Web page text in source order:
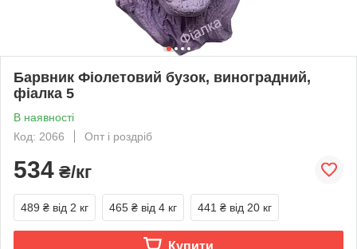
Барвник Фіолетовий бузок, виноградний,
фіалка 5
В наявності
Код: 2066
Опт і роздріб
534 ₴/кг
489 ₴ від 2 кг 465 ₴ від 4 кг 441 ₴ від 20 кг
Купити